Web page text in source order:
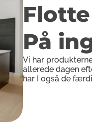
På
Vi har
allerede dagen
har I også de